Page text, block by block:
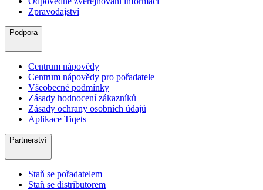
Zpravodajství
Podpora
Centrum nápovědy
Centrum nápovědy pro pořadatele
Všeobecné podmínky
Zásady hodnocení zákazníků
Zásady ochrany osobních údajů
Aplikace Tiqets
Partnerství
Staň se pořadatelem
Staň se distributorem